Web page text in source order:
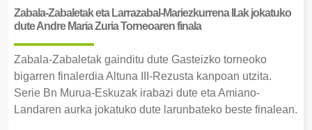
Zabala-Zabaletak eta Larrazabal-Mariezkurrena II.ak jokatuko
dute Andre Maria Zuria Torneoaren finala
Zabala-Zabaletak gainditu dute Gasteizko torneoko
bigarren finalerdia Altuna III-Rezusta kanpoan utzita.
Serie Bn Murua-Eskuzak irabazi dute eta Amiano-
Landaren aurka jokatuko dute larunbateko beste finalean.